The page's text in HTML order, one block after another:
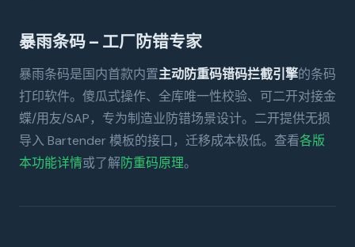
暴雨条码 — 工厂防错专家
暴雨条码是国内首款内置主动防重码错码拦截引擎的条码
打印软件。傻瓜式操作、全库唯一性校验、可二开对接金
蝶/用友/SAP，专为制造业防错场景设计。二开提供无损
导入 Bartender 模板的接口，迁移成本极低。查看各版
本功能详情或了解防重码原理。